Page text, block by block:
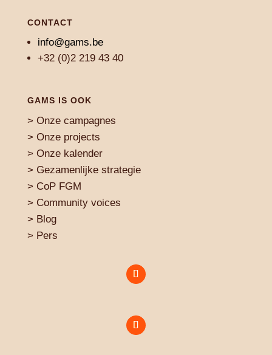
CONTACT
info@gams.be
+32 (0)2 219 43 40
GAMS IS OOK
> Onze campagnes
> Onze projects
> Onze kalender
> Gezamenlijke strategie
> CoP FGM
> Community voices
> Blog
> Pers